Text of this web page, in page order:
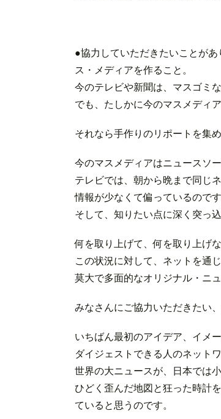
●協力していただきたいことが
ス・メディアを作ること。
今のテレビや新聞は、マスゴミ
でも、たしかに今のマスメディ
それなら手作りのリポートを集
今のマスメディアはニュースソ
テレビでは、朝から晩まで同じ
情報が少なくて偏っているのです
そして、知りたい点に深く突っ
何を取り上げて、何を取り上げ
この状況に対して、ネットを通
莫大で多面的なオリジナル・ニ
みなさんにご協力いただきたい
いちばん最初のアイデア、イメ
ダイジェストできる人のネット
世界の大ニュースが、日本では
ひどく歪んだ地図と狂った時計
ていると思うのです。